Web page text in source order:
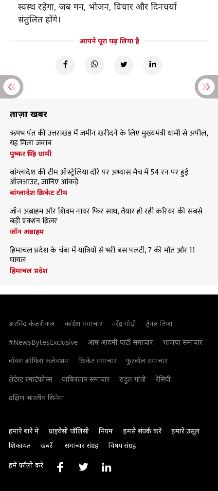
स्वस्थ रहेगा, जब मन, भोजन, विचार और दिनचर्या
संतुलित होंगे।
आपने पूरा पढ़ लिया है
ताज़ा खबरें
ऋषभ पंत की उत्तराखंड में जमीन खरीदने के लिए मुख्यमंत्री धामी से अपील,
यह मिला जवाब
पुष्कर सिंह धामी
बांग्लादेश की टीम ऑस्ट्रेलिया दौरे पर अभ्यास मैच में 54 रन पर हुई
ऑलआउट, जानिए आंकड़े
बांग्लादेश क्रिकेट टीम
जॉन अब्राहम और शिवम नायर फिर साथ, तैयार हो रही करियर की सबसे
बड़ी एक्शन थ्रिलर
जॉन अब्राहम
हिमाचल प्रदेश के चंबा में यात्रियों से भरी बस पलटी, 7 की मौत और 11
घायल
हिमाचल प्रदेश
अरविंद केजरीवाल कांग्रेस समाचार नरेंद्र मोदी
ट्रैवल टिप्स
#NewsBytesExclusive
आम आदमी पार्टी समाचार
भाजपा समाचार
बॉक्स ऑफिस कलेक्शन
क्रिकेट समाचार
फुटबॉल समाचार
लेटेस्ट स्मार्टफोन्स
पाकिस्तान समाचार राहुल गांधी
रेसिपी
दक्षिण भारतीय सिनेमा
हमारे बारे में प्राइवेसी पॉलिसी नियम हमसे संपर्क करें
हमारे उसूल
शिकायत
खबरें समाचार संग्रह विषय संग्रह
हमें फॉलो करें